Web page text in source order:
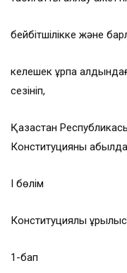
бейбітшілікке және
келешек ұрпақ
сезініп,
Қазақстан
Конституцияны
І бөлім
Конституциялық құрылыс
1-бап